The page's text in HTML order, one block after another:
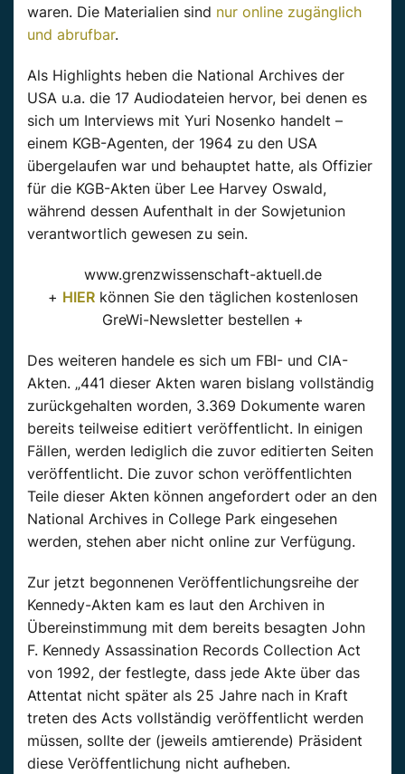
waren. Die Materialien sind nur online zugänglich
und abrufbar.
Als Highlights heben die National Archives der
USA u.a. die 17 Audiodateien hervor, bei denen es
sich um Interviews mit Yuri Nosenko handelt –
einem KGB-Agenten, der 1964 zu den USA
übergelaufen war und behauptet hatte, als Offizier
für die KGB-Akten über Lee Harvey Oswald,
während dessen Aufenthalt in der Sowjetunion
verantwortlich gewesen zu sein.
www.grenzwissenschaft-aktuell.de
+ HIERkönnen Sie den täglichen kostenlosen
GreWi-Newsletter bestellen +
Des weiteren handele es sich um FBI- und CIA-
Akten. „441 dieser Akten waren bislang vollständig
zurückgehalten worden, 3.369 Dokumente waren
bereits teilweise editiert veröffentlicht. In einigen
Fällen, werden lediglich die zuvor editierten Seiten
veröffentlicht. Die zuvor schon veröffentlichten
Teile dieser Akten können angefordert oder an den
National Archives in College Park eingesehen
werden, stehen aber nicht online zur Verfügung.
Zur jetzt begonnenen Veröffentlichungsreihe der
Kennedy-Akten kam es laut den Archiven in
Übereinstimmung mit dem bereits besagten John
F. Kennedy Assassination Records Collection Act
von 1992, der festlegte, dass jede Akte über das
Attentat nicht später als 25 Jahre nach in Kraft
treten des Acts vollständig veröffentlicht werden
müssen, sollte der (jeweils amtierende) Präsident
diese Veröffentlichung nicht aufheben.